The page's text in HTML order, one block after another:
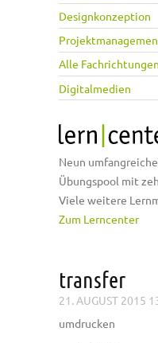
Designkonzeption
Alle Fachrichtungen
Digitalmedien
Neun
Übungspool mit
Viele weitere
Zum Lerncenter
transfer
21. AUGUST 2015
umdrucken